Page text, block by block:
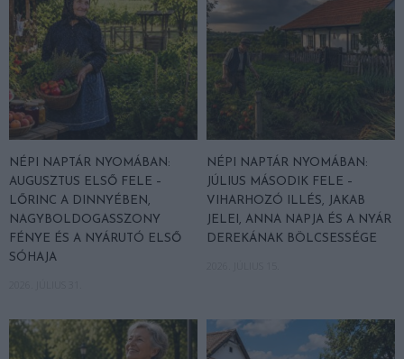
NÉPI NAPTÁR NYOMÁBAN:
AUGUSZTUS ELSŐ FELE –
LŐRINC A DINNYÉBEN,
NAGYBOLDOGASSZONY
FÉNYE ÉS A NYÁRUTÓ ELSŐ
SÓHAJA
NÉPI NAPTÁR NYOMÁBAN:
JÚLIUS MÁSODIK FELE –
VIHARHOZÓ ILLÉS, JAKAB
JELEI, ANNA NAPJA ÉS A NYÁR
DEREKÁNAK BÖLCSESSÉGE